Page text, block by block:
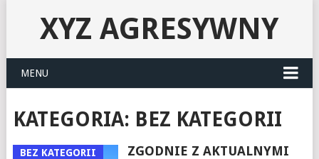
XYZ AGRESYWNY
MENU
KATEGORIA: BEZ KATEGORII
BEZ KATEGORII
ZGODNIE Z AKTUALNYMI